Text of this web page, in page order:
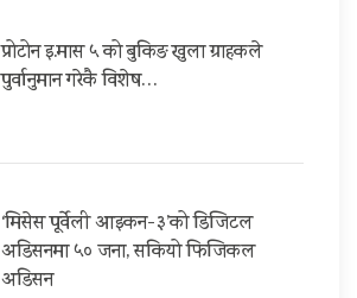
प्रोटोन इ.मास ५ को बुकिङ खुला ग्राहकले
पुर्वानुमान गरेकै विशेष…
‘मिसेस पूर्वेली आइकन-३’को डिजिटल
अडिसनमा ५० जना, सकियो फिजिकल
अडिसन